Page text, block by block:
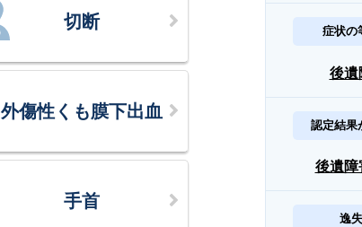
切断
外傷性くも膜下出血
手首
症状の
後遺
認定結果
後遺障
逸